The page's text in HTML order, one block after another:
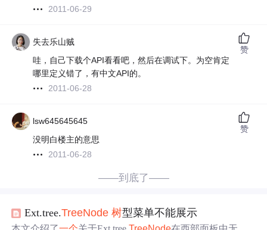
2011-06-29
失去乐山贼
哇，自己下载个API看看吧，然后在调试下。为空肯定
哪里定义错了，有中文API的。
2011-06-28
赞
lsw645645645
没明白楼主的意思
2011-06-28
赞
——到底了——
Ext.tree.TreeNode 树型菜单不能展示